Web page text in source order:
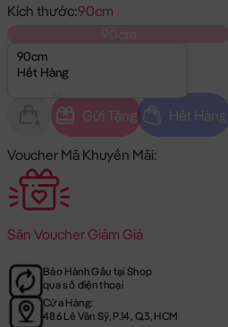
Kích thước:90cm
90cm
Hết Hàng
Gửi Tặng Hết Hàng
Voucher Mã Khuyến Mãi:
Săn Voucher Giảm Giá
Bảo Hành Gấu tại Shop
qua số điện thoại
Cửa Hàng:
486 Lê Văn Sỹ, P.14, Q.3, HCM